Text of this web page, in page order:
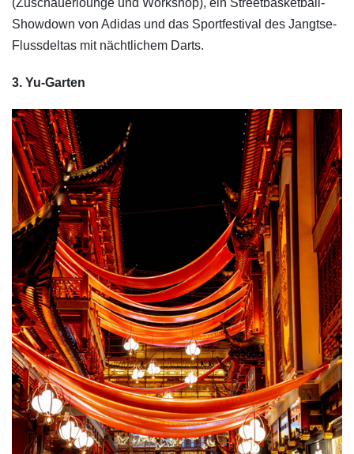
Showdown von Adidas und das Sportfestival des Jangtse-
Flussdeltas mit nächtlichem Darts.
3. Yu-Garten